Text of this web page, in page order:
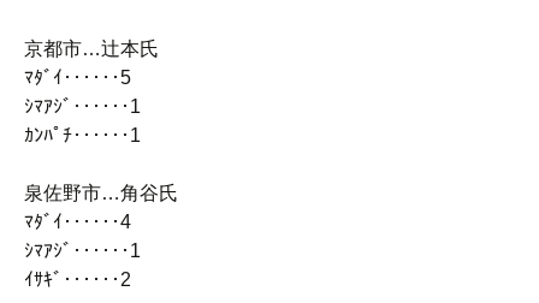
京都市…辻本氏
ﾏﾀﾞｲ‥‥‥5
ｼﾏｱｼﾞ‥‥‥1
ｶﾝﾊﾟﾁ‥‥‥1
泉佐野市…角谷氏
ﾏﾀﾞｲ‥‥‥4
ｼﾏｱｼﾞ‥‥‥1
ｲｻｷﾞ‥‥‥2